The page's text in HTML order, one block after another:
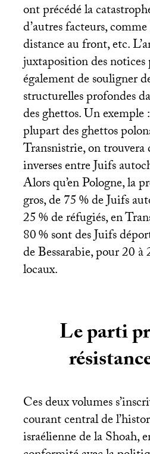
ont précédé la
d’autres facteurs,
distance au front, etc.
juxtaposition des
également de souligner
structurelles profondes
des ghettos. Un exemple
plupart des ghettos
Transnistrie, on trouvera
inverses entre Juifs
Alors qu’en Pologne, la
gros, de 75% de Juifs
25% de réfugiés, en
80% sont des Juifs
de Bessarabie, pour 20 à
locaux.
Le parti
Ces deux volumes
courant central de
israélienne de la Shoah,